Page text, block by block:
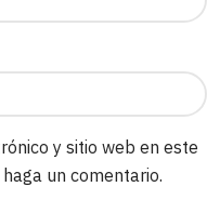
y sitio web en este
un comentario.